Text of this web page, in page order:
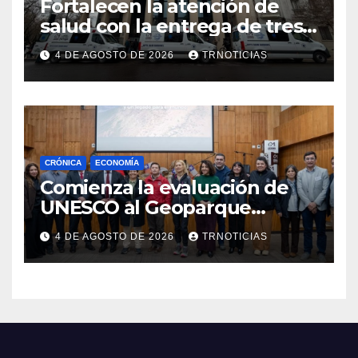
Fortalecen la atención de
salud con la entrega de tres
nuevas ambulancias para
Cauquenes y Sagrada Familia
4 DE AGOSTO DE 2026 TRNOTICIAS
CRÓNICA ECONOMÍA
Comienza la evaluación de
UNESCO al Geoparque
Aspirante Pillanmapu en el
Maule
4 DE AGOSTO DE 2026 TRNOTICIAS